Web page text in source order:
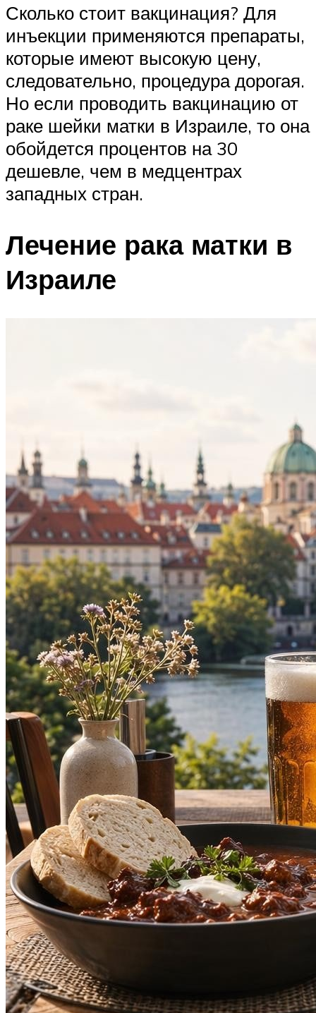
Сколько стоит вакцинация? Для
инъекции применяются препараты,
которые имеют высокую цену,
следовательно, процедура дорогая.
Но если проводить вакцинацию от
раке шейки матки в Израиле, то она
обойдется процентов на 30
дешевле, чем в медцентрах
западных стран.
Лечение рака матки в
Израиле